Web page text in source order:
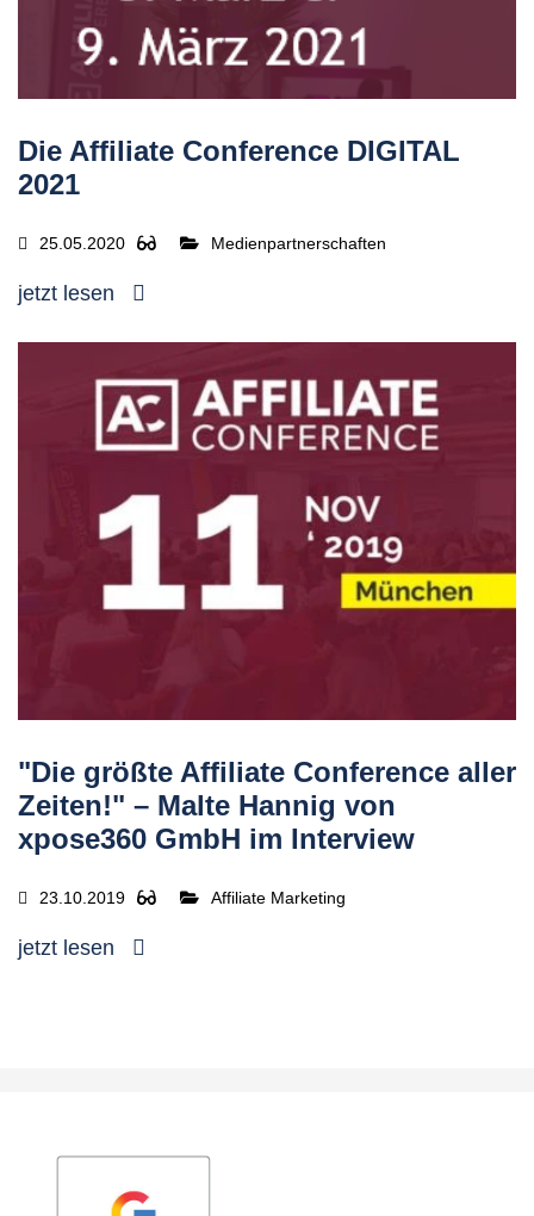
Die Affiliate Conference DIGITAL
2021
25.05.2020 Medienpartnerschaften
jetzt lesen
"Die größte Affiliate Conference aller
Zeiten!" – Malte Hannig von
xpose360 GmbH im Interview
23.10.2019 Affiliate Marketing
jetzt lesen